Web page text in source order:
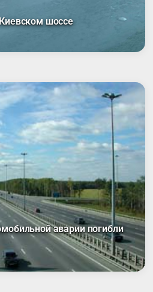
шоссе
аварии погибли